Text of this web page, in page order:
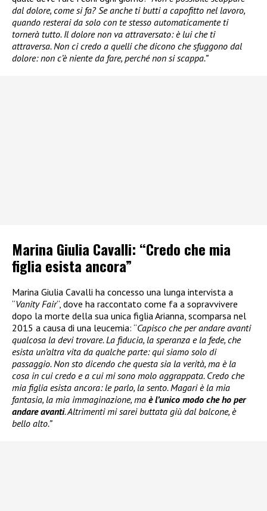
dal dolore, come si fa? Se anche ti butti a capofitto nel lavoro,
quando resterai da solo con te stesso automaticamente ti
tornerà tutto. Il dolore non va attraversato: è lui che ti
attraversa. Non ci credo a quelli che dicono che sfuggono dal
dolore: non c’è niente da fare, perché non si scappa.”
Marina Giulia Cavalli: “Credo che mia
figlia esista ancora”
Marina Giulia Cavalli ha concesso una lunga intervista a
“Vanity Fair“, dove ha raccontato come fa a sopravvivere
dopo la morte della sua unica figlia Arianna, scomparsa nel
2015 a causa di una leucemia: “Capisco che per andare avanti
qualcosa la devi trovare. La fiducia, la speranza e la fede, che
esista un’altra vita da qualche parte: qui siamo solo di
passaggio. Non sto dicendo che questa sia la verità, ma è la
cosa in cui credo e a cui mi sono molo aggrappata. Credo che
mia figlia esista ancora: le parlo, la sento. Magari è la mia
fantasia, la mia immaginazione, ma è l’unico modo che ho per
andare avanti. Altrimenti mi sarei buttata giù dal balcone, è
bello alto.”